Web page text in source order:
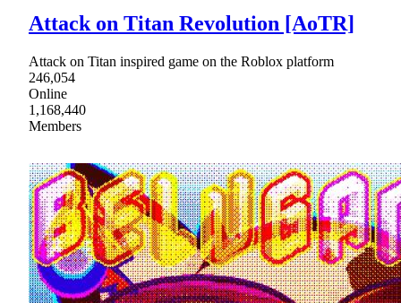
Attack on Titan Revolution [AoTR]
Attack on Titan inspired game on the Roblox platform
246,054
Online
1,168,440
Members